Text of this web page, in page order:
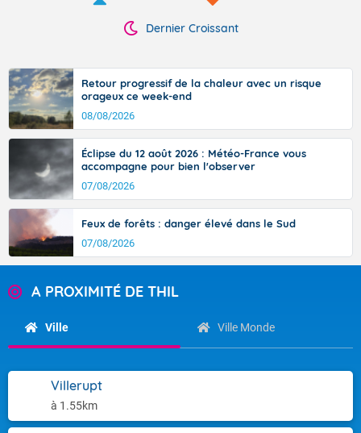
Dernier Croissant
Retour progressif de la chaleur avec un risque
orageux ce week-end
08/08/2026
Éclipse du 12 août 2026 : Météo-France vous
accompagne pour bien l'observer
07/08/2026
Feux de forêts : danger élevé dans le Sud
07/08/2026
A PROXIMITÉ DE THIL
Ville Ville Monde
Villerupt
à 1.55km